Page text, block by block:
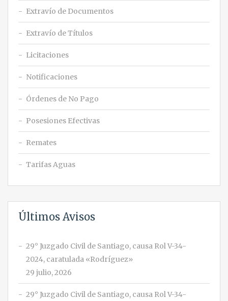
Extravío de Documentos
Extravío de Títulos
Licitaciones
Notificaciones
Órdenes de No Pago
Posesiones Efectivas
Remates
Tarifas Aguas
Últimos Avisos
29° Juzgado Civil de Santiago, causa Rol V-34-
2024, caratulada «Rodríguez»
29 julio, 2026
29° Juzgado Civil de Santiago, causa Rol V-34-